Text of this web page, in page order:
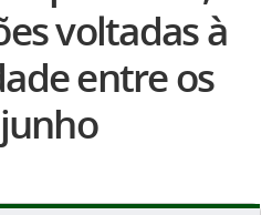
voltadas à
entre os